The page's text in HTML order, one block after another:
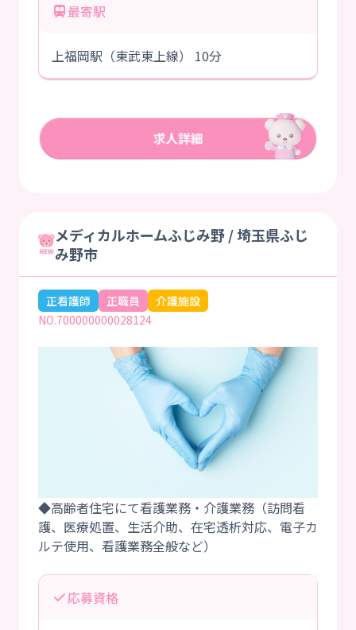
最寄駅
上福岡駅（東武東上線） 10分
メディカルホームふじみ野 / 埼玉県ふじ
み野市
正看護師 正職員
介護施設
NO.700000000028124
◆高齢者住宅にて看護業務・介護業務（訪問看
護、医療処置、生活介助、在宅透析対応、電子カ
応募資格